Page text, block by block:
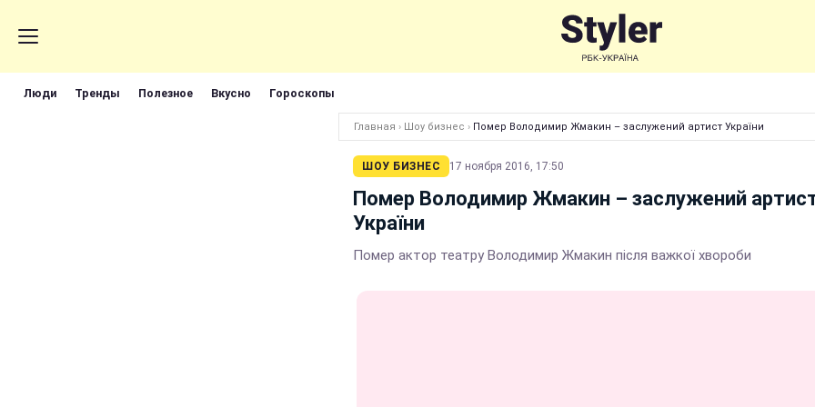
Люди Тренды Полезное Вкусно Гороскопы
Главная › Шоу бизнес › Помер Володимир Жмакин – заслужений артист України
ШОУ БИЗНЕС 17 ноября 2016, 17:50
Помер Володимир Жмакин – заслужений
України
Помер актор театру Володимир Жмакин після важкої хвороби